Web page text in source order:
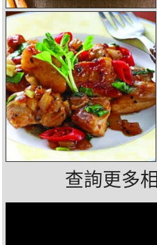
查詢更多